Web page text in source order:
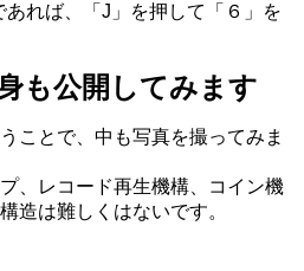
れば、「J」を押して「６」を
も公開してみます
ことで、中も写真を撮ってみま
、レコード再生機構、コイン機
造は難しくはないです。